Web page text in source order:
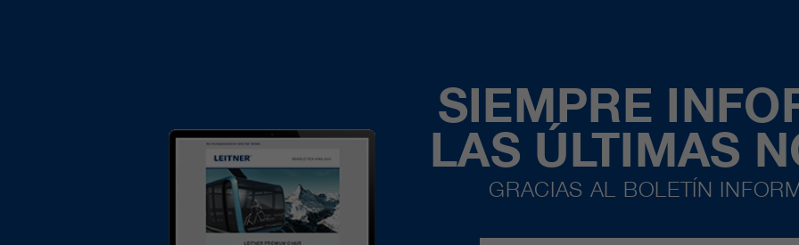
SIEMPRE
LAS ÚLTIMAS
GRACIAS AL BOLETÍN